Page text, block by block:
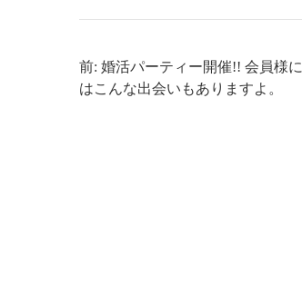
前: 婚活パーティー開催!! 会員様に
はこんな出会いもありますよ。